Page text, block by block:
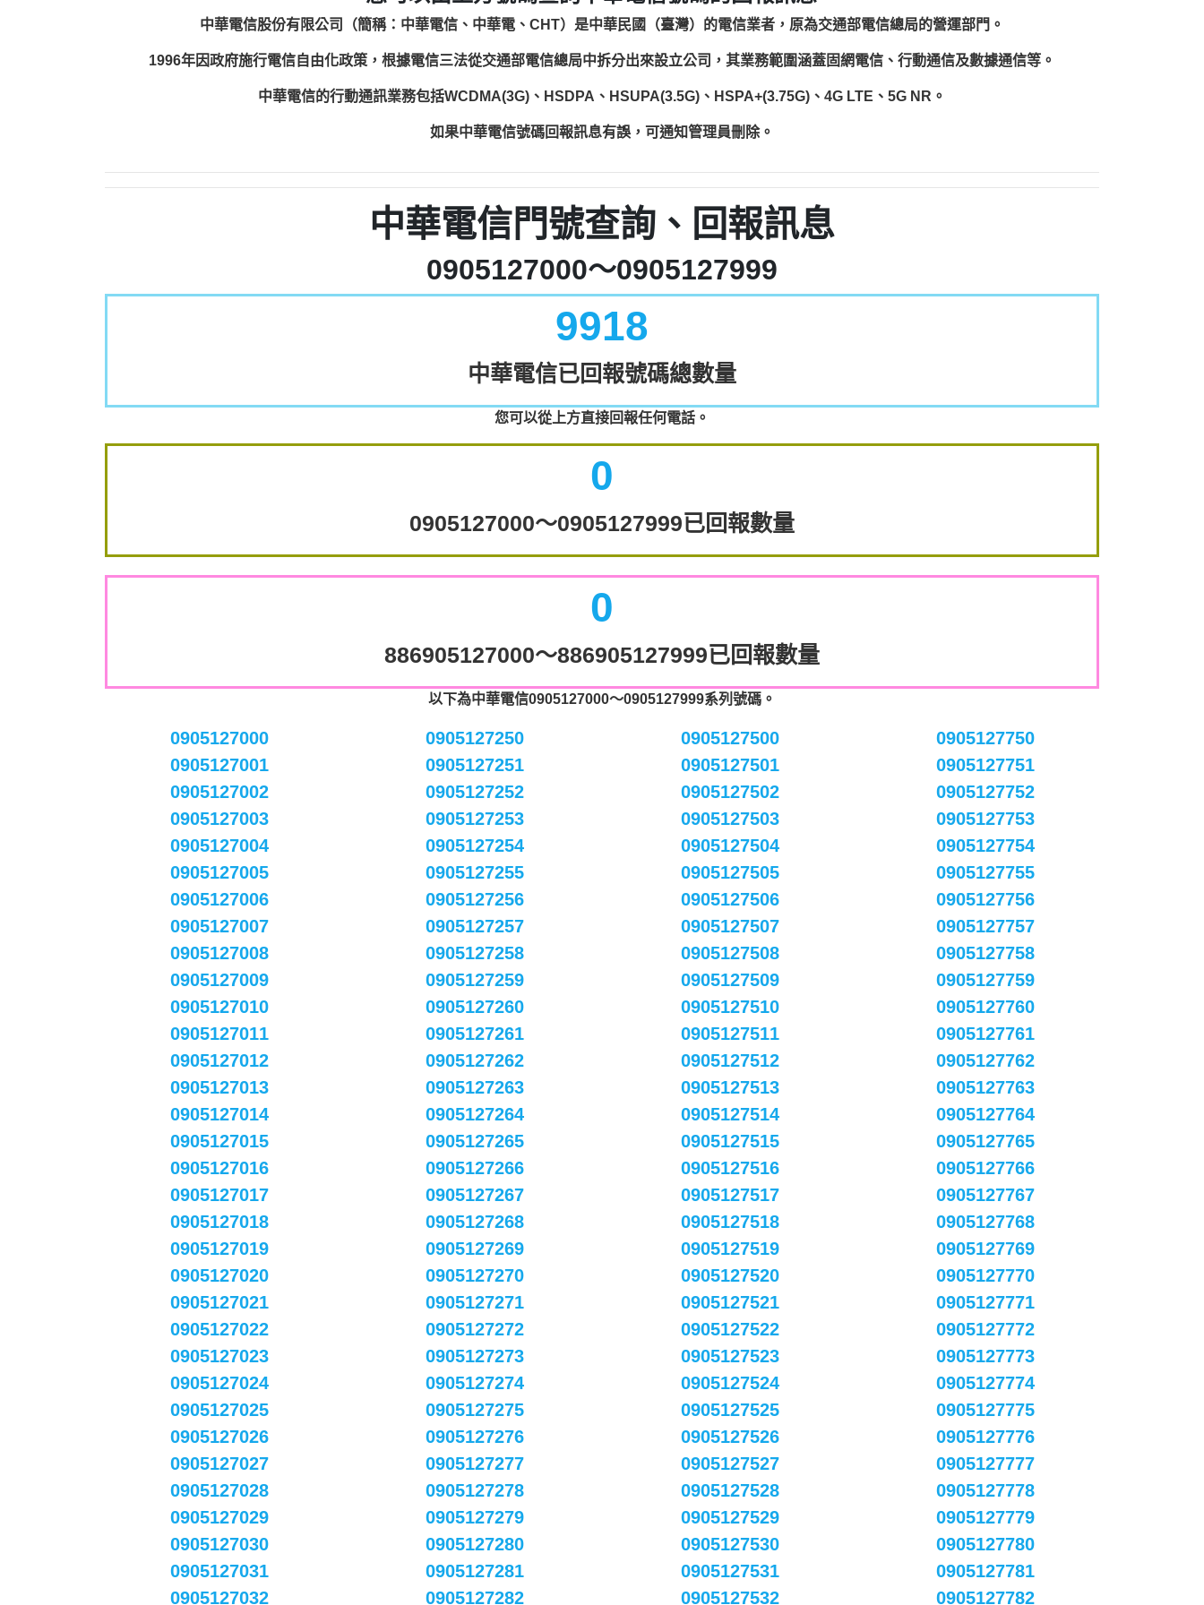
中華電信股份有限公司（簡稱：中華電信、中華電、CHT）是中華民國（臺灣）的電信業者，原為交通部電信總局的營運部門。
1996年因政府施行電信自由化政策，根據電信三法從交通部電信總局中拆分出來設立公司，其業務範圍涵蓋固網電信、行動通信及數據通信等。
中華電信的行動通訊業務包括WCDMA(3G)、HSDPA、HSUPA(3.5G)、HSPA+(3.75G)、4G LTE、5G NR。
如果中華電信號碼回報訊息有誤，可通知管理員刪除。
中華電信門號查詢、回報訊息
0905127000～0905127999
9918
中華電信已回報號碼總數量
您可以從上方直接回報任何電話。
0
0905127000～0905127999已回報數量
0
886905127000～886905127999已回報數量
以下為中華電信0905127000～0905127999系列號碼。
0905127000
0905127001
0905127002
0905127003
0905127004
0905127005
0905127006
0905127007
0905127008
0905127009
0905127010
0905127011
0905127012
0905127013
0905127014
0905127015
0905127016
0905127017
0905127018
0905127019
0905127020
0905127021
0905127022
0905127023
0905127024
0905127025
0905127026
0905127027
0905127028
0905127029
0905127030
0905127031
0905127032
0905127250
0905127251
0905127252
0905127253
0905127254
0905127255
0905127256
0905127257
0905127258
0905127259
0905127260
0905127261
0905127262
0905127263
0905127264
0905127265
0905127266
0905127267
0905127268
0905127269
0905127270
0905127271
0905127272
0905127273
0905127274
0905127275
0905127276
0905127277
0905127278
0905127279
0905127280
0905127281
0905127282
0905127500
0905127501
0905127502
0905127503
0905127504
0905127505
0905127506
0905127507
0905127508
0905127509
0905127510
0905127511
0905127512
0905127513
0905127514
0905127515
0905127516
0905127517
0905127518
0905127519
0905127520
0905127521
0905127522
0905127523
0905127524
0905127525
0905127526
0905127527
0905127528
0905127529
0905127530
0905127531
0905127532
0905127750
0905127751
0905127752
0905127753
0905127754
0905127755
0905127756
0905127757
0905127758
0905127759
0905127760
0905127761
0905127762
0905127763
0905127764
0905127765
0905127766
0905127767
0905127768
0905127769
0905127770
0905127771
0905127772
0905127773
0905127774
0905127775
0905127776
0905127777
0905127778
0905127779
0905127780
0905127781
0905127782